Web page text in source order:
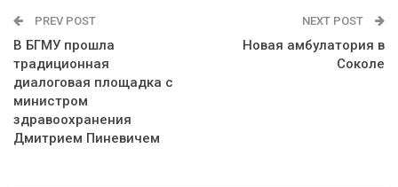
PREV POST
В БГМУ прошла
традиционная
диалоговая площадка с
министром
здравоохранения
Дмитрием Пиневичем
NEXT POST
Новая амбулатория в
Соколе